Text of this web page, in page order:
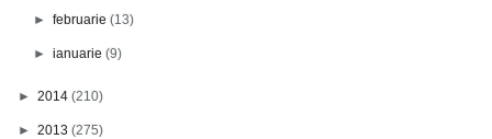
►februarie(13)
►ianuarie(9)
► 2014 (210)
► 2013 (275)